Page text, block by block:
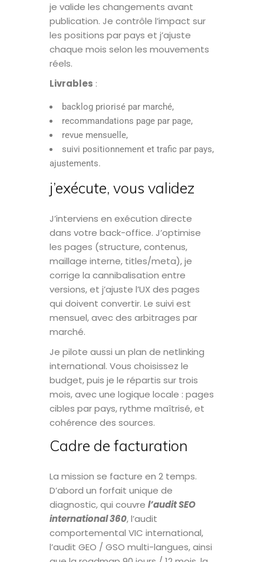
je valide les changements avant
publication. Je contrôle l’impact sur
les positions par pays et j’ajuste
chaque mois selon les mouvements
réels.
Livrables :
backlog priorisé par marché,
recommandations page par page,
revue mensuelle,
suivi positionnement et trafic par pays,
ajustements.
j’exécute, vous validez
J’interviens en exécution directe
dans votre back-office. J’optimise
les pages (structure, contenus,
maillage interne, titles/meta), je
corrige la cannibalisation entre
versions, et j’ajuste l’UX des pages
qui doivent convertir. Le suivi est
mensuel, avec des arbitrages par
marché.
Je pilote aussi un plan de netlinking
international. Vous choisissez le
budget, puis je le répartis sur trois
mois, avec une logique locale : pages
cibles par pays, rythme maîtrisé, et
cohérence des sources.
Cadre de facturation
La mission se facture en 2 temps.
D’abord un forfait unique de
diagnostic, qui couvre l’audit SEO
international 360, l’audit
comportemental VIC international,
l’audit GEO / GSO multi-langues, ainsi